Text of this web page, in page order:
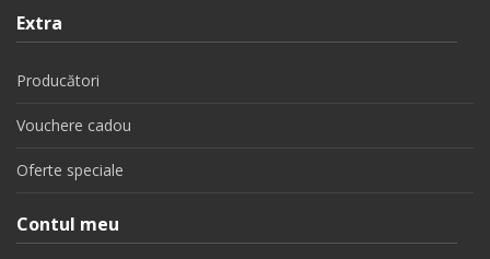
Extra
Producători
Vouchere cadou
Oferte speciale
Contul meu